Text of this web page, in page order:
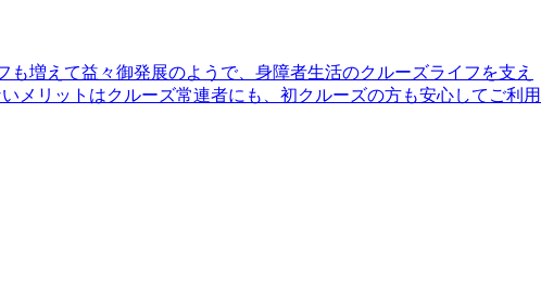
増えて益々御発展のようで、身障者生活のクルーズライフを支え
メリットはクルーズ常連者にも、初クルーズの方も安心してご利用